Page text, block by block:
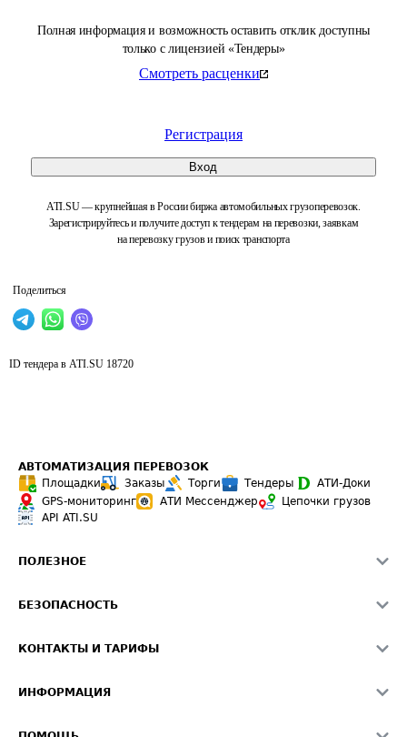
Полная информация и возможность оставить отклик доступны
только с лицензией «Тендеры»
Смотреть расценки
Регистрация
Вход
ATI.SU — крупнейшая в России биржа автомобильных грузоперевозок.
Зарегистрируйтесь и получите доступ к тендерам на перевозки, заявкам
на перевозку грузов и поиск транспорта
Поделиться
ID тендера в ATI.SU 18720
АВТОМАТИЗАЦИЯ ПЕРЕВОЗОК
Площадки
Заказы Торги Тендеры
АТИ-Доки
GPS-мониторинг
АТИ Мессенджер
Цепочки грузов
API ATI.SU
ПОЛЕЗНОЕ
Звезды ATI.SU на вашем сайте
Средние ставки
БЕЗОПАСНОСТЬ
Светофор+
КОНТАКТЫ И ТАРИФЫ
Реклама на сайте
ИНФОРМАЦИЯ